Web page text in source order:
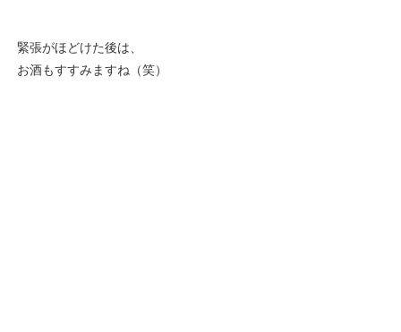
緊張がほどけた後は、
お酒もすすみますね（笑）